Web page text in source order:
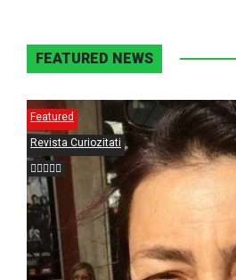
FEATURED NEWS
Featured
Revista Curiozitati